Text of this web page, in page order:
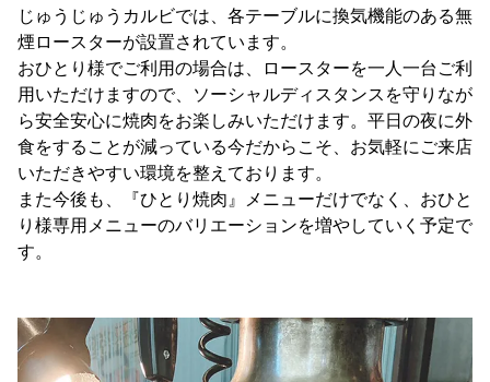
じゅうじゅうカルビでは、各テーブルに換気機能のある無
煙ロースターが設置されています。
おひとり様でご利用の場合は、ロースターを一人一台ご利
用いただけますので、ソーシャルディスタンスを守りなが
ら安全安心に焼肉をお楽しみいただけます。平日の夜に外
食をすることが減っている今だからこそ、お気軽にご来店
いただきやすい環境を整えております。
また今後も、『ひとり焼肉』メニューだけでなく、おひと
り様専用メニューのバリエーションを増やしていく予定で
す。